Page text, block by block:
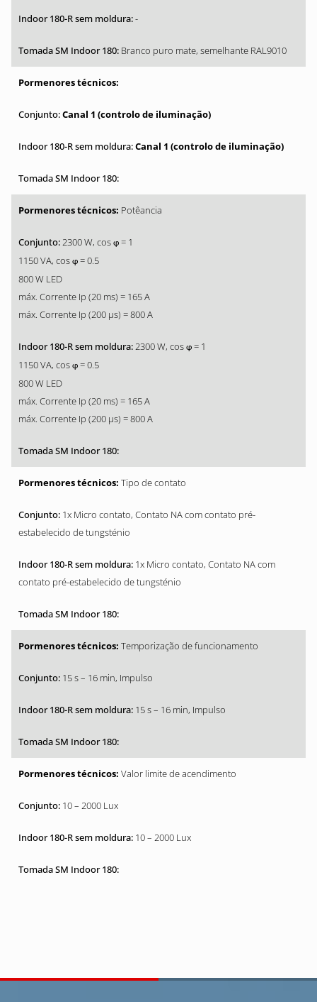
-
Branco puro mate, semelhante RAL9010
Canal 1 (controlo de iluminação)
Canal 1 (controlo de iluminação)
Potêancia
2300 W, cos φ = 1
1150 VA, cos φ = 0.5
800 W LED
máx. Corrente Ip (20 ms) = 165 A
máx. Corrente Ip (200 µs) = 800 A
2300 W, cos φ = 1
1150 VA, cos φ = 0.5
800 W LED
máx. Corrente Ip (20 ms) = 165 A
máx. Corrente Ip (200 µs) = 800 A
Tipo de contato
1x Micro contato, Contato NA com contato pré-
estabelecido de tungsténio
1x Micro contato, Contato NA com
contato pré-estabelecido de tungsténio
Temporização de funcionamento
15 s – 16 min, Impulso
15 s – 16 min, Impulso
Valor limite de acendimento
10 – 2000 Lux
10 – 2000 Lux